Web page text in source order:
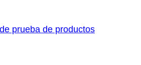
prueba de productos